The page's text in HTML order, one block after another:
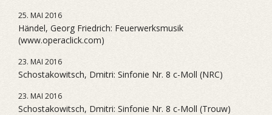
25. MAI 2016
Händel, Georg Friedrich: Feuerwerksmusik
(www.operaclick.com)
23. MAI 2016
Schostakowitsch, Dmitri: Sinfonie Nr. 8 c-Moll (NRC)
23. MAI 2016
Schostakowitsch, Dmitri: Sinfonie Nr. 8 c-Moll (Trouw)